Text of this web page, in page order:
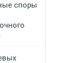
споры